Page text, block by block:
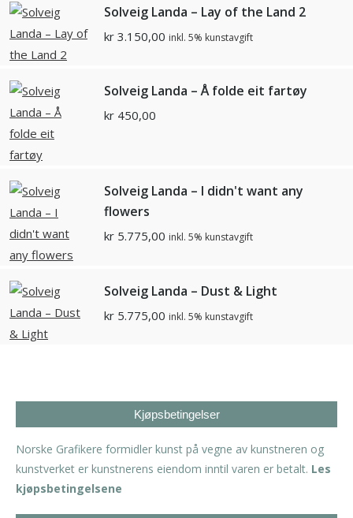
Solveig Landa – Lay of the Land 2
kr 3.150,00 inkl. 5% kunstavgift
Solveig Landa – Å folde eit fartøy
kr 450,00
Solveig Landa – I didn't want any
flowers
kr 5.775,00 inkl. 5% kunstavgift
Solveig Landa – Dust & Light
kr 5.775,00 inkl. 5% kunstavgift
Kjøpsbetingelser
Norske Grafikere formidler kunst på vegne av kunstneren og
kunstverket er kunstnerens eiendom inntil varen er betalt. Les
kjøpsbetingelsene